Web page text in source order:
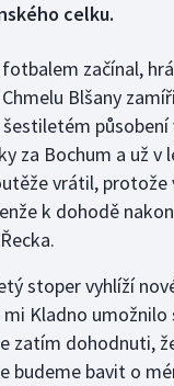
celku.
fotbalem začínal,
Chmelu Blšany
působení
za Bochum a už v
vrátil, protože
k dohodě
stoper vyhlíží
Kladno umožnilo
zatím dohodnuti,
budeme bavit o